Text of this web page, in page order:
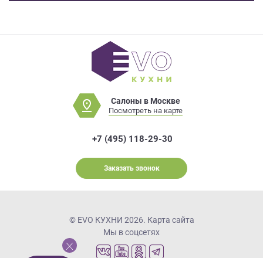
Салоны в Москве
Посмотреть на карте
+7 (495) 118-29-30
Заказать звонок
© EVO КУХНИ 2026. Карта сайта
Мы в соцсетях